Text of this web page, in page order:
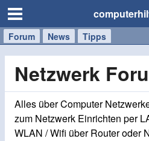
Forum News Tipps
Handy
Windows
Mac
Netzwerk
Alles über Computer
zum Netzwerk Einrichten per
WLAN / Wifi über Router oder